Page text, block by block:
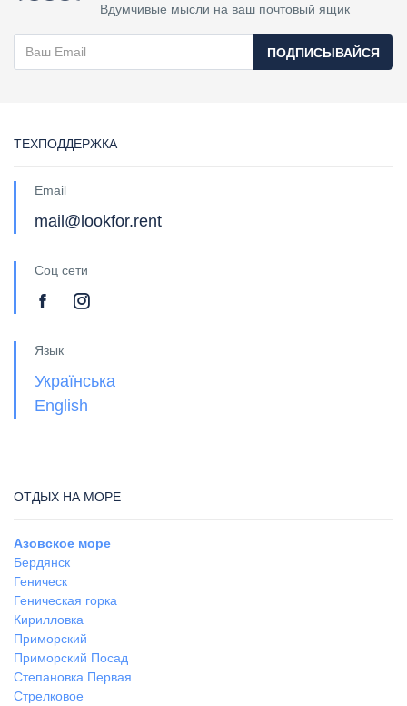
Вдумчивые мысли на ваш почтовый ящик
ПОДПИСЫВАЙСЯ
ТЕХПОДДЕРЖКА
Email
mail@lookfor.rent
Соц сети
Язык
Українська
English
ОТДЫХ НА МОРЕ
Азовское море
Бердянск
Геническ
Геническая горка
Кирилловка
Приморский
Приморский Посад
Степановка Первая
Стрелковое